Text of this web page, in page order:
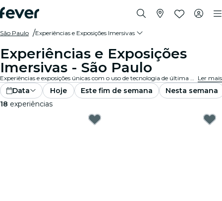
São Paulo Experiências e Exposições Imersivas
Experiências e Exposições
Imersivas - São Paulo
Experiências e exposições únicas com o uso de tecnologia de última geração para uma completa imersão no mundo da arte. Aproveita as melhores experiências imersivas na tua cidade - São Paulo! Ler mais
Data Hoje Este fim de semana
Nesta semana
18 experiências